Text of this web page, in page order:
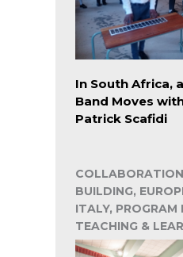
In South Africa,
Band Moves
Patrick Scafidi
BUILDING,
ITALY, PROGRAM
TEACHING &